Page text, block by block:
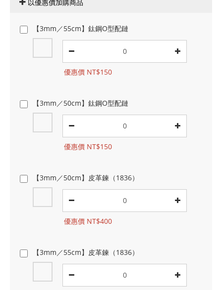
以優惠價加購商品
【3mm／55cm】鈦鋼O型配鏈
優惠價 NT$150
【3mm／50cm】鈦鋼O型配鏈
優惠價 NT$150
【3mm／50cm】皮革鍊（1836）
優惠價 NT$400
【3mm／55cm】皮革鍊（1836）